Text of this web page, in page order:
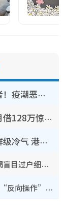
夺命寄生虫｜食生菜狂泻首现死者！疫潮恶化录1.8万宗病例 揭洗菜3大谬误
银行高管恋上水疗女技师！两个月借128万惊觉“沉船”沉落火海 揭背后疑似邪教操控卖淫
内地客夸港人不识老！揭港铁保鲜级冷气 港人求放过：别投诉
牙线棒乱用随时越清越糟糕！牙医惊揭盲目过户细菌恐致龋齿：这种才是日常真保养
WhatsApp预设贴图怎么删？揭秘1招“反向操作”还原简洁界面 附3步实测教程